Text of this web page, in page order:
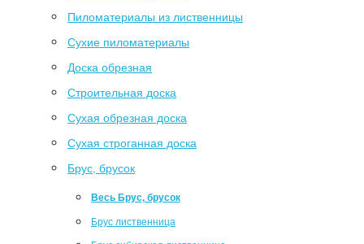
Пиломатериалы из лиственницы
Сухие пиломатериалы
Доска обрезная
Строительная доска
Сухая обрезная доска
Сухая строганная доска
Брус, брусок
Весь Брус, брусок
Брус лиственница